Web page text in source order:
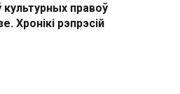
правоў
Хронікі рэпрэсій